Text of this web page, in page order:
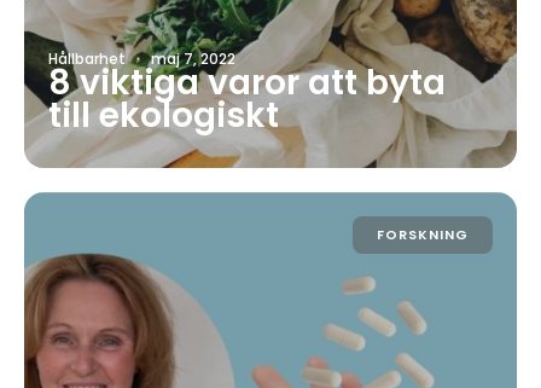
Hållbarhet · maj 7, 2022
8 viktiga varor att byta
till ekologiskt
FORSKNING